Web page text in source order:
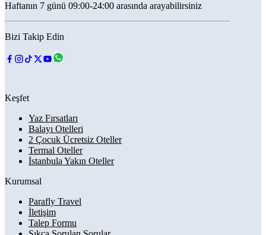
Haftanın 7 günü 09:00-24:00 arasında arayabilirsiniz
Bizi Takip Edin
Keşfet
Yaz Fırsatları
Balayı Otelleri
2 Çocuk Ücretsiz Oteller
Termal Oteller
İstanbula Yakın Oteller
Kurumsal
Parafly Travel
İletişim
Talep Formu